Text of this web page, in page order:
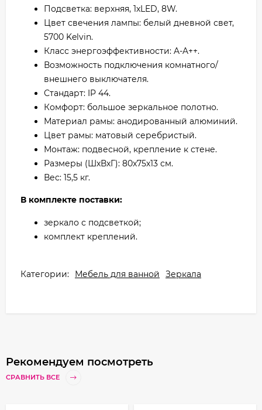
Подсветка: верхняя, 1хLED, 8W.
Цвет свечения лампы: белый дневной свет,
5700 Kelvin.
Класс энергоэффективности: A-A++.
Возможность подключения комнатного/
внешнего выключателя.
Стандарт: IP 44.
Комфорт: большое зеркальное полотно.
Материал рамы: анодированный алюминий.
Цвет рамы: матовый серебристый.
Монтаж: подвесной, крепление к стене.
Размеры (ШхВхГ): 80x75х13 см.
Вес: 15,5 кг.
В комплекте поставки:
зеркало с подсветкой;
комплект креплений.
Категории: Мебель для ванной Зеркала
Рекомендуем посмотреть
СРАВНИТЬ ВСЕ